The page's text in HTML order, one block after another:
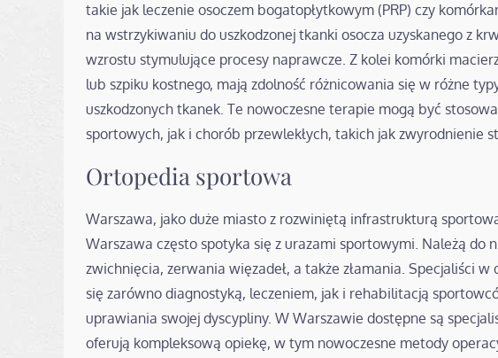
takie jak leczenie osoczem bogatopłytkowym (PRP) czy
na wstrzykiwaniu do uszkodzonej tkanki osocza uzyskanego z
wzrostu stymulujące procesy naprawcze. Z kolei komórki
lub szpiku kostnego, mają zdolność różnicowania się w różne
uszkodzonych tkanek. Te nowoczesne terapie mogą być
sportowych, jak i chorób przewlekłych, takich jak zwyrodnienie
Ortopedia sportowa
Warszawa, jako duże miasto z rozwiniętą infrastrukturą
Warszawa często spotyka się z urazami sportowymi. Należą do
zwichnięcia, zerwania więzadeł, a także złamania. Specjaliści
się zarówno diagnostyką, leczeniem, jak i rehabilitacją
uprawiania swojej dyscypliny. W Warszawie dostępne są
oferują kompleksową opiekę, w tym nowoczesne metody